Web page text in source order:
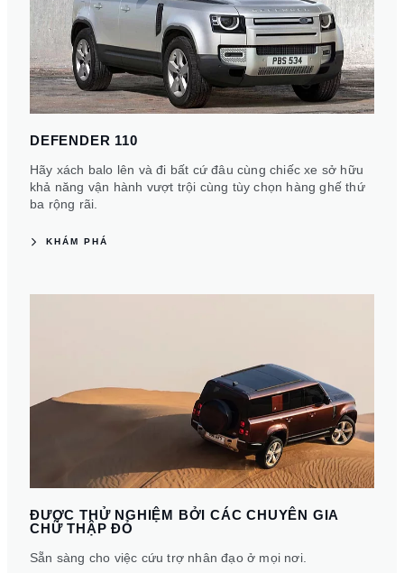
DEFENDER 110
Hãy xách balo lên và đi bất cứ đâu cùng chiếc xe sở hữu
khả năng vận hành vượt trội cùng tùy chọn hàng ghế thứ
ba rộng rãi.
KHÁM PHÁ
ĐƯỢC THỬ NGHIỆM BỞI CÁC CHUYÊN GIA
CHỮ THẬP ĐỎ
Sẵn sàng cho việc cứu trợ nhân đạo ở mọi nơi.